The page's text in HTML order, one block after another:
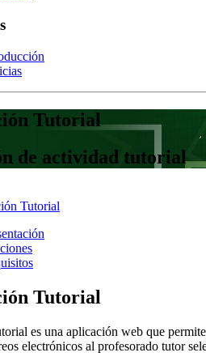
Tutorial
de actividad tutorial
Tutorial
Tutorial
es una aplicación web que
electrónicos al profesorado tutor